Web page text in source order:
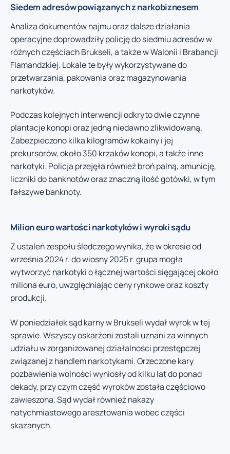
Siedem adresów powiązanych z narkobiznesem
Analiza dokumentów najmu oraz dalsze działania
operacyjne doprowadziły policję do siedmiu adresów w
różnych częściach Brukseli, a także w Walonii i Brabancji
Flamandzkiej. Lokale te były wykorzystywane do
przetwarzania, pakowania oraz magazynowania
narkotyków.
Podczas kolejnych interwencji odkryto dwie czynne
plantacje konopi oraz jedną niedawno zlikwidowaną.
Zabezpieczono kilka kilogramów kokainy i jej
prekursorów, około 350 krzaków konopi, a także inne
narkotyki. Policja przejęła również broń palną, amunicję,
liczniki do banknotów oraz znaczną ilość gotówki, w tym
fałszywe banknoty.
Milion euro wartości narkotyków i wyroki sądu
Z ustaleń zespołu śledczego wynika, że w okresie od
września 2024 r. do wiosny 2025 r. grupa mogła
wytworzyć narkotyki o łącznej wartości sięgającej około
miliona euro, uwzględniając ceny rynkowe oraz koszty
produkcji.
W poniedziałek sąd karny w Brukseli wydał wyrok w tej
sprawie. Wszyscy oskarżeni zostali uznani za winnych
udziału w zorganizowanej działalności przestępczej
związanej z handlem narkotykami. Orzeczone kary
pozbawienia wolności wyniosły od kilku lat do ponad
dekady, przy czym część wyroków została częściowo
zawieszona. Sąd wydał również nakazy
natychmiastowego aresztowania wobec części
skazanych.